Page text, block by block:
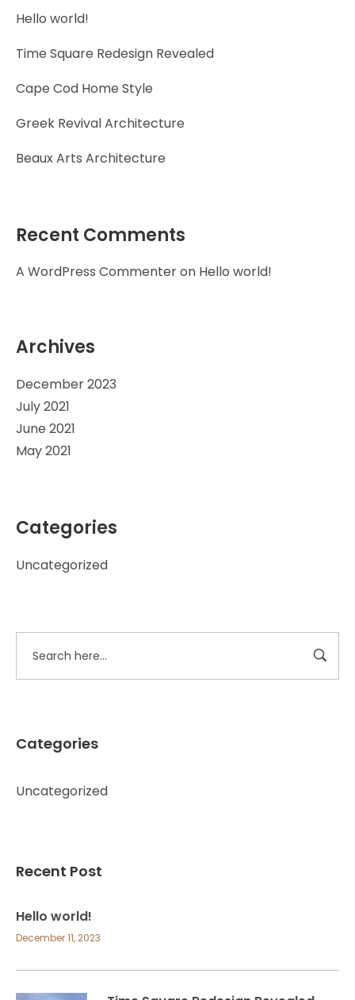
Hello world!
Time Square Redesign Revealed
Cape Cod Home Style
Greek Revival Architecture
Beaux Arts Architecture
Recent Comments
A WordPress Commenteron Hello world!
Archives
December 2023
July 2021
June 2021
May 2021
Categories
Uncategorized
Categories
Uncategorized
Recent Post
Hello world!
December 11, 2023